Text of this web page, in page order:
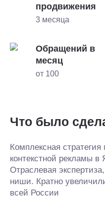
продвижения
3 месяца
Обращений в
месяц
от 100
Что было
Комплексная
контекстной рекламы в
Отраслевая
ниши. Кратно
всей России